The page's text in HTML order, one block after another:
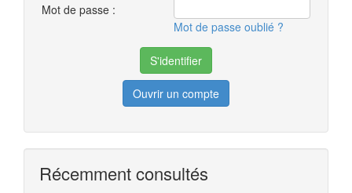
Mot de passe :
Mot de passe oublié ?
Ouvrir un compte
Récemment consultés